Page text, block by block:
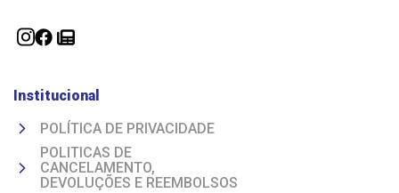
Institucional
POLÍTICA DE PRIVACIDADE
POLITICAS DE
CANCELAMENTO,
DEVOLUÇÕES E REEMBOLSOS